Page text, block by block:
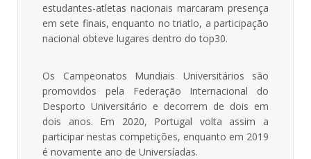
estudantes-atletas nacionais marcaram presença
em sete finais, enquanto no triatlo, a participação
nacional obteve lugares dentro do top30.
Os Campeonatos Mundiais Universitários são
promovidos pela Federação Internacional do
Desporto Universitário e decorrem de dois em
dois anos. Em 2020, Portugal volta assim a
participar nestas competições, enquanto em 2019
é novamente ano de Universíadas.